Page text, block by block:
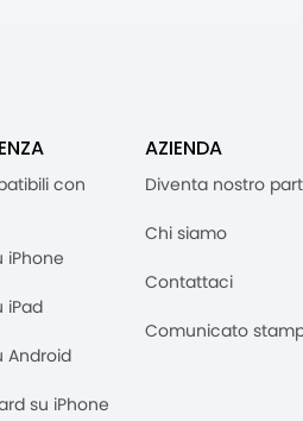
con
iPhone
iPad
Android
su iPhone
AZIENDA
Diventa nostro
Chi siamo
Contattaci
Comunicato